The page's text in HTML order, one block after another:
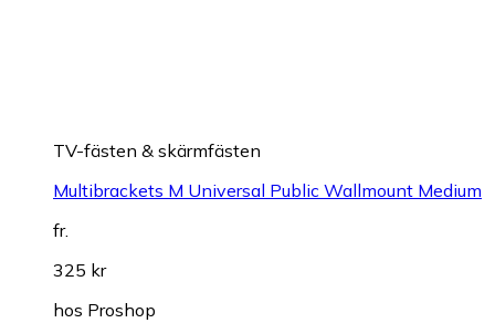
TV-fästen & skärmfästen
Multibrackets M Universal Public Wallmount Medium
fr.
325 kr
hos Proshop